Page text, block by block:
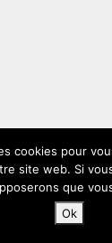
cookies pour
site web. Si
que
Ok